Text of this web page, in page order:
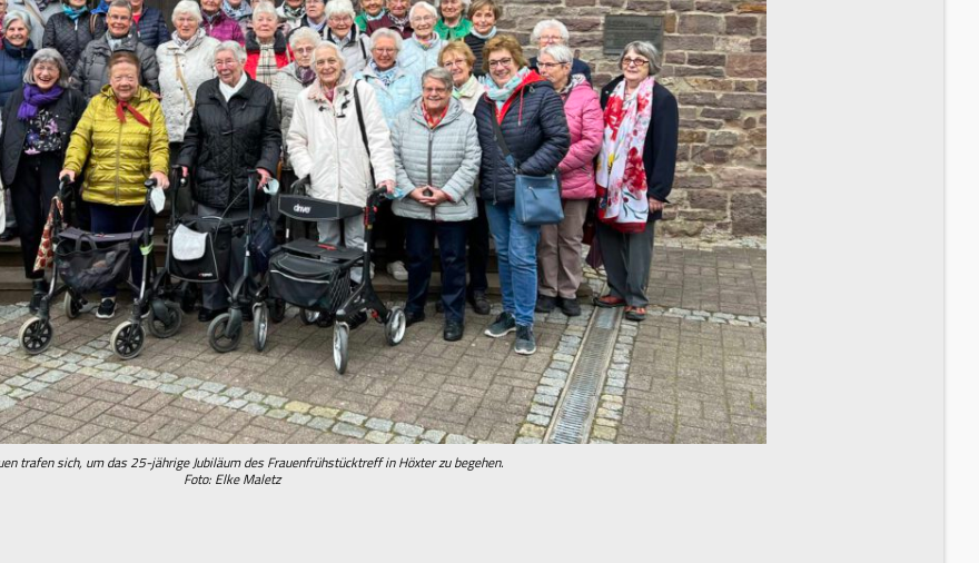
trafen sich, um das 25-jährige Jubiläum des Frauenfrühstücktreff in Höxter zu begehen.
Foto: Elke Maletz